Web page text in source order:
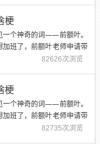
梗
一个神奇的词——前额叶。
加班了，前额叶老师申请带
我的前额叶煮成脑花，一定
82626次浏览
梗
一个神奇的词——前额叶。
加班了，前额叶老师申请带
我的前额叶煮成脑花，一定
82735次浏览